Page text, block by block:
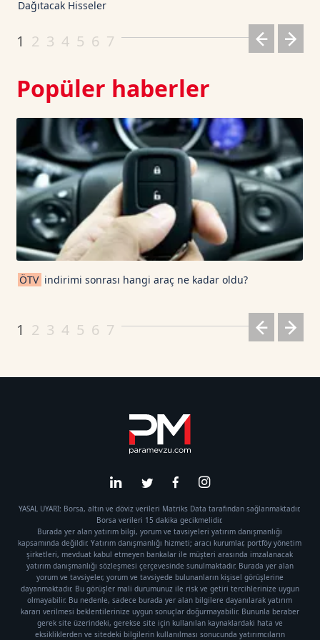
Dağıtacak Hisseler
1 2 3 4 5 6 7
Popüler haberler
ÖTV indirimi sonrası hangi araç ne kadar oldu?
1 2 3 4 5 6 7
YASAL UYARI: Borsa, altın ve döviz verileri Matriks Data tarafından sağlanmaktadır.
Borsa verileri 15 dakika gecikmelidir.
Burada yer alan yatırım bilgi, yorum ve tavsiyeleri yatırım danışmanlığı
kapsamında değildir. Yatırım danışmanlığı hizmeti; aracı kurumlar, portföy yönetim
şirketleri, mevduat kabul etmeyen bankalar ile müşteri arasında imzalanacak
yatırım danışmanlığı sözleşmesi çerçevesinde sunulmaktadır. Burada yer alan
yorum ve tavsiyeler, yorum ve tavsiyede bulunanların kişisel görüşlerine
dayanmaktadır. Bu görüşler mali durumunuz ile risk ve getiri tercihlerinize uygun
olmayabilir. Bu nedenle, sadece burada yer alan bilgilere dayanılarak yatırım
kararı verilmesi beklentilerinize uygun sonuçlar doğurmayabilir. Bununla beraber
gerek site üzerindeki, gerekse site için kullanılan kaynaklardaki hata ve
eksikliklerden ve sitedeki bilgilerin kullanılması sonucunda yatırımcıların